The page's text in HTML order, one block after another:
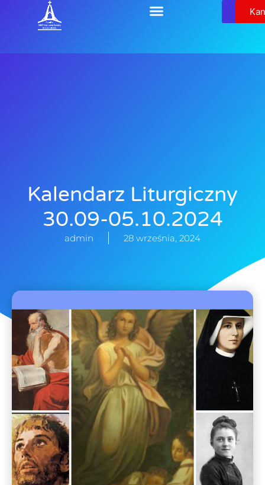
Kalendarz Liturgiczny
30.09-05.10.2024
admin 28 września, 2024